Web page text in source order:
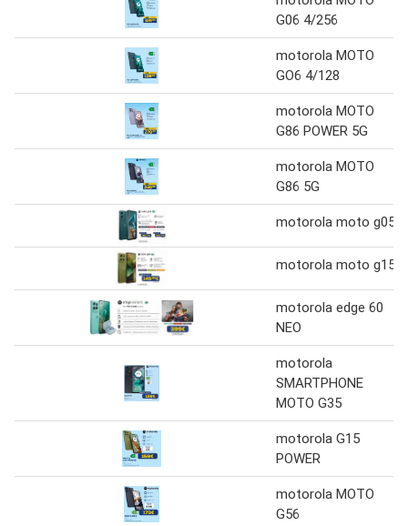
G06 4/256
motorola MOTO
GO6 4/128
motorola MOTO
G86 POWER 5G
motorola MOTO
G86 5G
motorola moto g05
motorola moto g15
motorola edge 60
NEO
motorola
SMARTPHONE
MOTO G35
motorola G15
POWER
motorola MOTO
G56